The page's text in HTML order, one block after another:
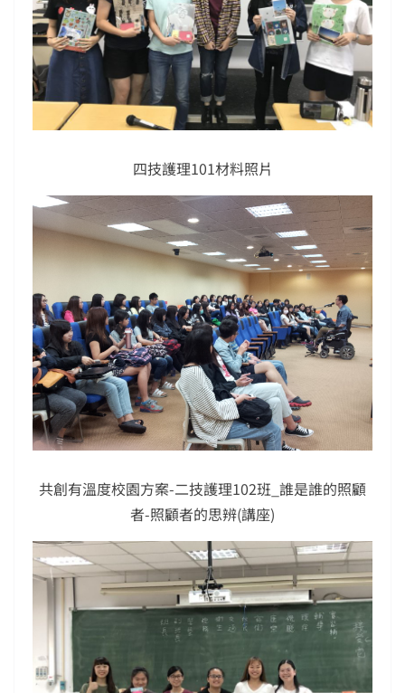
四技護理101材料照片
共創有溫度校園方案-二技護理102班_誰是誰的照顧
者-照顧者的思辨(講座)